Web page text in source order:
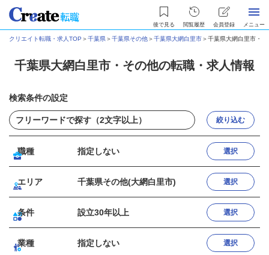
後で見る 閲覧履歴 会員登録 メニュー
クリエイト転職・求人TOP ＞千葉県＞千葉県その他＞千葉県大網白里市＞千葉県大網白里市・
千葉県大網白里市・その他の転職・求人情報
検索条件の設定
絞り込む
職種 指定しない 選択
エリア 千葉県その他(大網白里市) 選択
条件 設立30年以上 選択
業種 指定しない 選択